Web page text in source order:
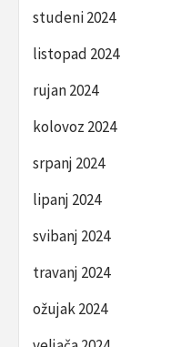
studeni 2024
listopad 2024
rujan 2024
kolovoz 2024
srpanj 2024
lipanj 2024
svibanj 2024
travanj 2024
ožujak 2024